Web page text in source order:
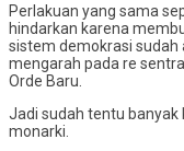
Perlakuan yang sama
hindarkan karena
sistem demokrasi sudah
mengarah pada re
Orde Baru.
Jadi sudah tentu
monarki.